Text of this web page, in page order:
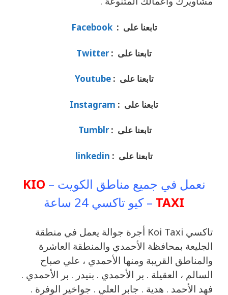
تابعنا على :Facebook
تابعنا على :Twitter
تابعنا على :Youtube
تابعنا على : Instagram
تابعنا على :Tumblr
تابعنا على : linkedin
نعمل في جميع مناطق الكويت – KIO
TAXI – كيو تاكسي 24 ساعة
تاكسي Koi Taxi أجرة جوالة يعمل في منطقة
الجليعة بمحافظة الأحمدي والمنطقة العاشرة
والمناطق القريبة ‎ومنها الأحمدي ، علي صباح
السالم ، العقيلة . بر الأحمدي . بنيدر . بر الأحمدي .
فهد الأحمد . هدية . جابر العلي . جواخير الوفرة .